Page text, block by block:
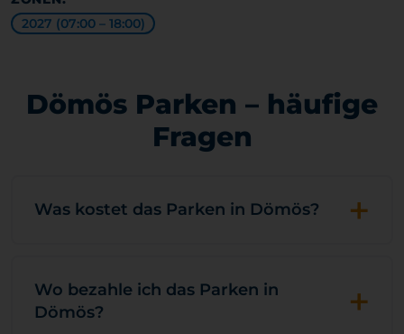
2027 (07:00 – 18:00)
Dömös Parken – häufige
Fragen
Was kostet das Parken in Dömös? +
Wo bezahle ich das Parken in
Dömös?
+